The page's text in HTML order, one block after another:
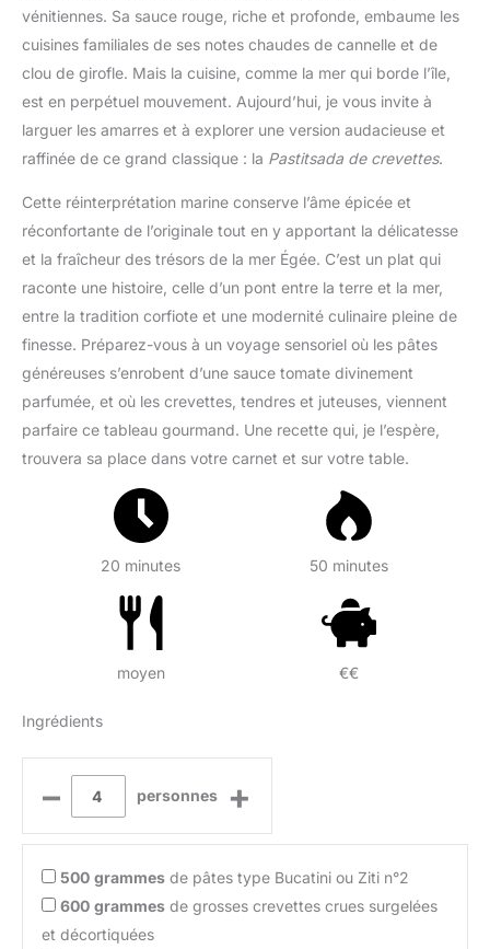
vénitiennes. Sa sauce rouge, riche et profonde, embaume les
cuisines familiales de ses notes chaudes de cannelle et de
clou de girofle. Mais la cuisine, comme la mer qui borde l’île,
est en perpétuel mouvement. Aujourd’hui, je vous invite à
larguer les amarres et à explorer une version audacieuse et
raffinée de ce grand classique : la Pastitsada de crevettes.
Cette réinterprétation marine conserve l’âme épicée et
réconfortante de l’originale tout en y apportant la délicatesse
et la fraîcheur des trésors de la mer Égée. C’est un plat qui
raconte une histoire, celle d’un pont entre la terre et la mer,
entre la tradition corfiote et une modernité culinaire pleine de
finesse. Préparez-vous à un voyage sensoriel où les pâtes
généreuses s’enrobent d’une sauce tomate divinement
parfumée, et où les crevettes, tendres et juteuses, viennent
parfaire ce tableau gourmand. Une recette qui, je l’espère,
trouvera sa place dans votre carnet et sur votre table.
20 minutes 50 minutes
moyen €€
Ingrédients
– personnes +
500 grammes de pâtes type Bucatini ou Ziti n°2
600 grammes de grosses crevettes crues surgelées
et décortiquées